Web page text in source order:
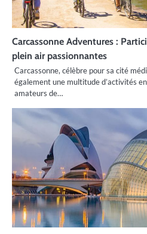
Carcassonne Adventures :
plein air passionnantes
Carcassonne, célèbre pour sa cité
également une multitude d’activités
amateurs de…